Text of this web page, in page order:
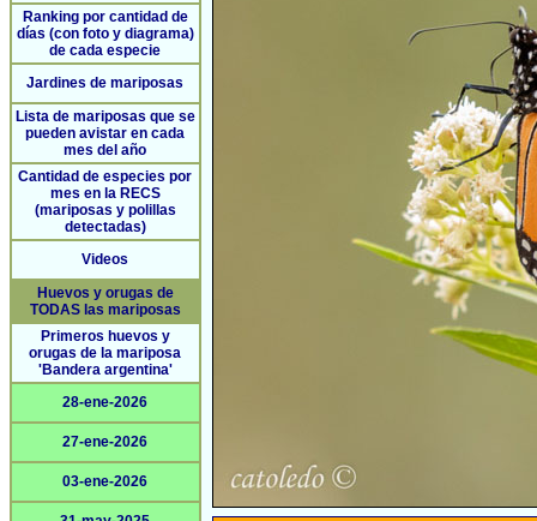
Ranking por cantidad de
días (con foto y diagrama)
de cada especie
Jardines de mariposas
Lista de mariposas que se
pueden avistar en cada
mes del año
Cantidad de especies por
mes en la RECS
(mariposas y polillas
detectadas)
Videos
Huevos y orugas de
TODAS las mariposas
Primeros huevos y
orugas de la mariposa
'Bandera argentina'
28-ene-2026
27-ene-2026
03-ene-2026